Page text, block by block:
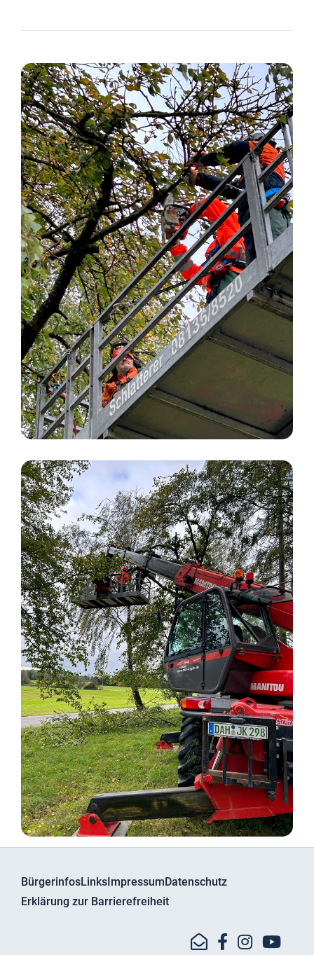
BürgerinfosLinksImpressumDatenschutz
Erklärung zur Barrierefreiheit